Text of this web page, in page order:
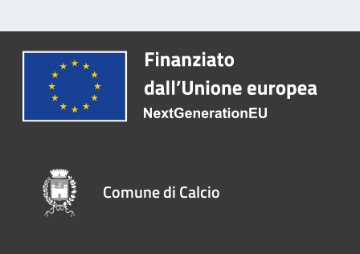
Comune di Calcio